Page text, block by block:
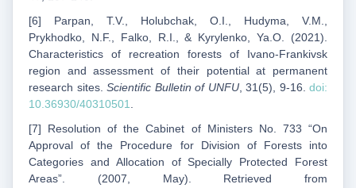
[6] Parpan, T.V., Holubchak, O.I., Hudyma, V.M.,
Prykhodko, N.F., Falko, R.I., & Kyrylenko, Ya.O. (2021).
Characteristics of recreation forests of Ivano-Frankivsk
region and assessment of their potential at permanent
research sites. Scientific Bulletin of UNFU, 31(5), 9-16. doi:
10.36930/40310501
[7] Resolution of the Cabinet of Ministers No. 733 “On
Approval of the Procedure for Division of Forests into
Categories and Allocation of Specially Protected Forest
Areas”. (2007, May). Retrieved from